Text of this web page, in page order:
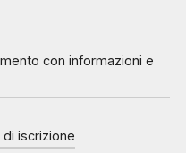
con informazioni e
iscrizione